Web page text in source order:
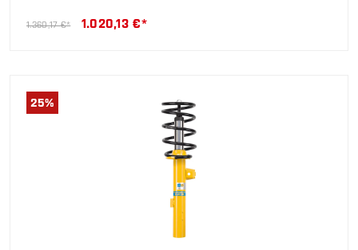
1.360,17 €* 1.020,13 €*
25%